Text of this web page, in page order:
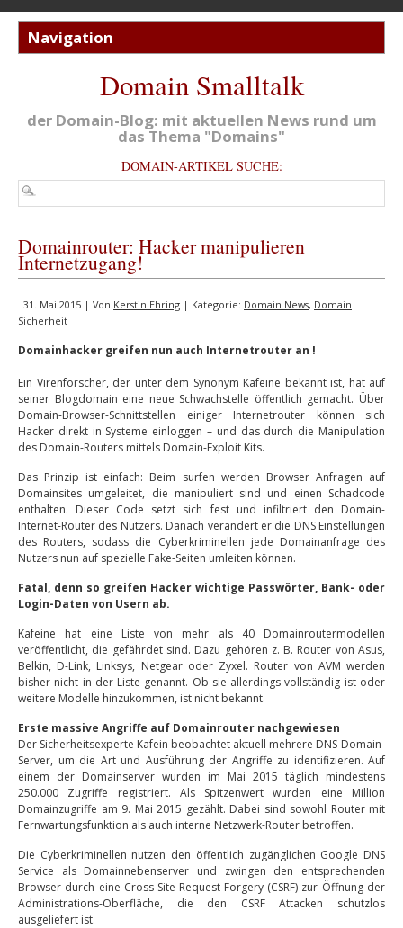
Domain Smalltalk
der Domain-Blog: mit aktuellen News rund um
das Thema "Domains"
DOMAIN-ARTIKEL SUCHE:
Domainrouter: Hacker manipulieren
Internetzugang!
31. Mai 2015 | Von Kerstin Ehring | Kategorie: Domain News, Domain
Sicherheit
Domainhacker greifen nun auch Internetrouter an !
Ein Virenforscher, der unter dem Synonym Kafeine bekannt ist, hat auf
seiner Blogdomain eine neue Schwachstelle öffentlich gemacht. Über
Domain-Browser-Schnittstellen einiger Internetrouter können sich
Hacker direkt in Systeme einloggen – und das durch die Manipulation
des Domain-Routers mittels Domain-Exploit Kits.
Das Prinzip ist einfach: Beim surfen werden Browser Anfragen auf
Domainsites umgeleitet, die manipuliert sind und einen Schadcode
enthalten. Dieser Code setzt sich fest und infiltriert den Domain-
Internet-Router des Nutzers. Danach verändert er die DNS Einstellungen
des Routers, sodass die Cyberkriminellen jede Domainanfrage des
Nutzers nun auf spezielle Fake-Seiten umleiten können.
Fatal, denn so greifen Hacker wichtige Passwörter, Bank- oder
Login-Daten von Usern ab.
Kafeine hat eine Liste von mehr als 40 Domainroutermodellen
veröffentlicht, die gefährdet sind. Dazu gehören z. B. Router von Asus,
Belkin, D-Link, Linksys, Netgear oder Zyxel. Router von AVM werden
bisher nicht in der Liste genannt. Ob sie allerdings vollständig ist oder
weitere Modelle hinzukommen, ist nicht bekannt.
Erste massive Angriffe auf Domainrouter nachgewiesen
Der Sicherheitsexperte Kafein beobachtet aktuell mehrere DNS-Domain-
Server, um die Art und Ausführung der Angriffe zu identifizieren. Auf
einem der Domainserver wurden im Mai 2015 täglich mindestens
250.000 Zugriffe registriert. Als Spitzenwert wurden eine Million
Domainzugriffe am 9. Mai 2015 gezählt. Dabei sind sowohl Router mit
Fernwartungsfunktion als auch interne Netzwerk-Router betroffen.
Die Cyberkriminellen nutzen den öffentlich zugänglichen Google DNS
Service als Domainnebenserver und zwingen den entsprechenden
Browser durch eine Cross-Site-Request-Forgery (CSRF) zur Öffnung der
Administrations-Oberfläche, die den CSRF Attacken schutzlos
ausgeliefert ist.